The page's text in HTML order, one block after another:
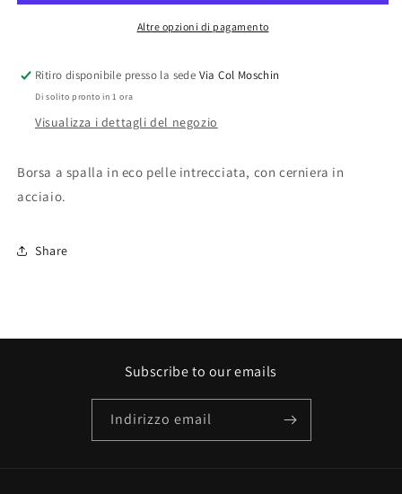
Altre opzioni di pagamento
Ritiro disponibile presso la sede Via Col Moschin
Di solito pronto in 1 ora
Visualizza i dettagli del negozio
Borsa a spalla in eco pelle intrecciata, con cerniera in
acciaio.
Share
Subscribe to our emails
Indirizzo email